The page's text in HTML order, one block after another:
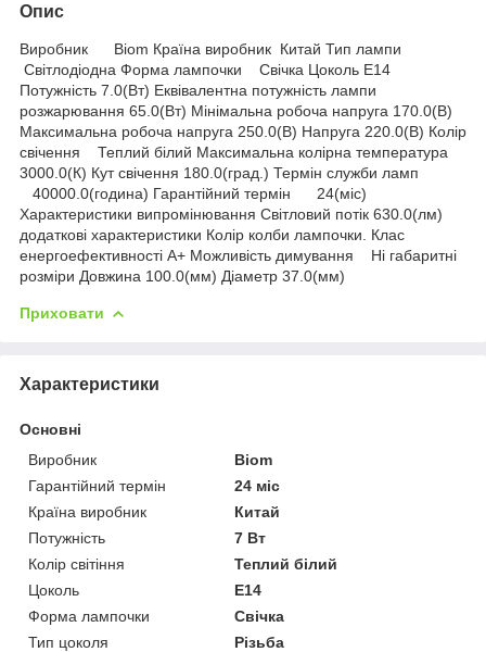
Опис
Виробник Biom Країна виробник Китай Тип лампи
Світлодіодна Форма лампочки Свічка Цоколь Е14
Потужність 7.0(Вт) Еквівалентна потужність лампи
розжарювання 65.0(Вт) Мінімальна робоча напруга 170.0(В)
Максимальна робоча напруга 250.0(В) Напруга 220.0(В) Колір
свічення Теплий білий Максимальна колірна температура
3000.0(К) Кут свічення 180.0(град.) Термін служби ламп
40000.0(година) Гарантійний термін 24(міс)
Характеристики випромінювання Світловий потік 630.0(лм)
додаткові характеристики Колір колби лампочки. Клас
енергоефективності A+ Можливість димування Ні габаритні
розміри Довжина 100.0(мм) Діаметр 37.0(мм)
Приховати
Характеристики
Основні
Виробник
Biom
Гарантійний термін
24 міс
Країна виробник
Китай
Потужність
7 Вт
Колір світіння
Теплий білий
Цоколь
E14
Форма лампочки
Свічка
Тип цоколя
Різьба